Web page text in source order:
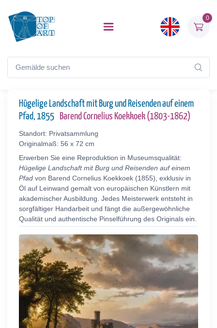
0
Hügelige Landschaft mit Burg und Reisenden auf einem
Pfad, 1855
Barend Cornelius Koekkoek (1803-1862)
Standort: Privatsammlung
Originalmaß: 56 x 72 cm
Erwerben Sie eine Reproduktion in Museumsqualität:
Hügelige Landschaft mit Burg und Reisenden auf einem
Pfad von Barend Cornelius Koekkoek (1855), exklusiv in
Öl auf Leinwand gemalt von europäischen Künstlern mit
akademischer Ausbildung. Jedes Meisterwerk entsteht in
sorgfältiger Handarbeit und fängt die außergewöhnliche
Qualität und authentische Pinselführung des Originals ein.